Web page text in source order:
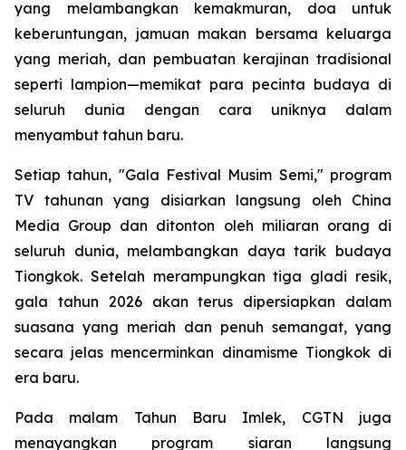
yang melambangkan kemakmuran, doa untuk
keberuntungan, jamuan makan bersama keluarga
yang meriah, dan pembuatan kerajinan tradisional
seperti lampion—memikat para pecinta budaya di
seluruh dunia dengan cara uniknya dalam
menyambut tahun baru.
Setiap tahun, "Gala Festival Musim Semi," program
TV tahunan yang disiarkan langsung oleh China
Media Group dan ditonton oleh miliaran orang di
seluruh dunia, melambangkan daya tarik budaya
Tiongkok. Setelah merampungkan tiga gladi resik,
gala tahun 2026 akan terus dipersiapkan dalam
suasana yang meriah dan penuh semangat, yang
secara jelas mencerminkan dinamisme Tiongkok di
era baru.
Pada malam Tahun Baru Imlek, CGTN juga
menayangkan program siaran langsung